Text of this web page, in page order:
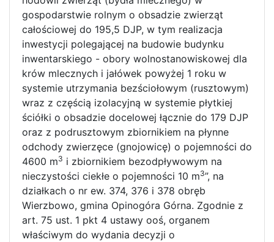
gospodarstwie rolnym o obsadzie zwierząt
całościowej do 195,5 DJP, w tym realizacja
inwestycji polegającej na budowie budynku
inwentarskiego - obory wolnostanowiskowej dla
krów mlecznych i jałówek powyżej 1 roku w
systemie utrzymania bezściołowym (rusztowym)
wraz z częścią izolacyjną w systemie płytkiej
ściółki o obsadzie docelowej łącznie do 179 DJP
oraz z podrusztowym zbiornikiem na płynne
odchody zwierzęce (gnojowicę) o pojemności do
4600 m3 i zbiornikiem bezodpływowym na
nieczystości ciekłe o pojemności 10 m3”, na
działkach o nr ew. 374, 376 i 378 obręb
Wierzbowo, gmina Opinogóra Górna. Zgodnie z
art. 75 ust. 1 pkt 4 ustawy ooś, organem
właściwym do wydania decyzji o